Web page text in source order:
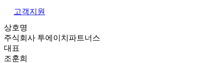
고객지원
상호명
주식회사 투에이치파트너스
대표
조훈희